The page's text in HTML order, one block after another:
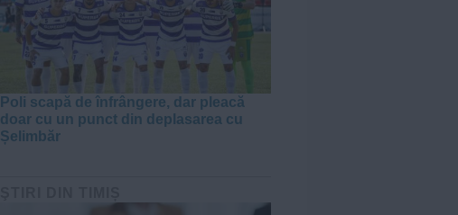
Poli scapă de înfrângere, dar pleacă
doar cu un punct din deplasarea cu
Șelimbăr